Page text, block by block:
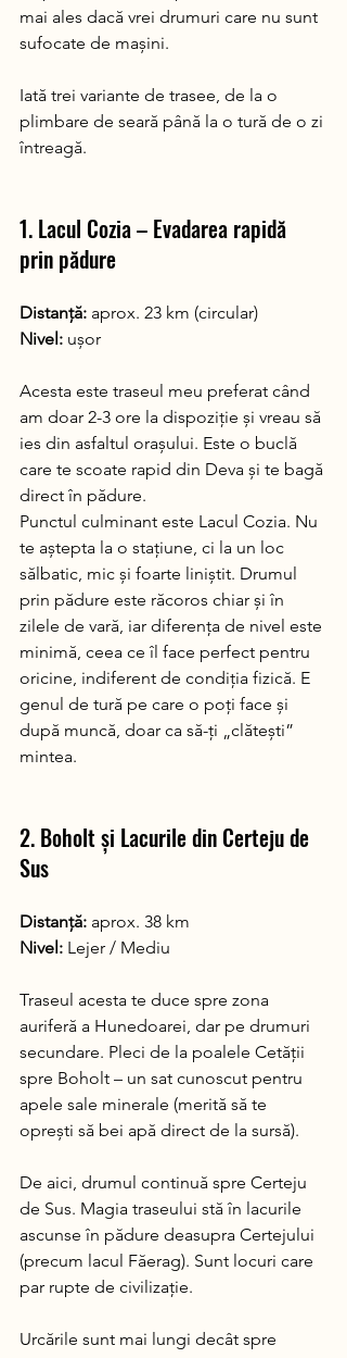
mai ales dacă vrei drumuri care nu sunt
sufocate de mașini.
Iată trei variante de trasee, de la o
plimbare de seară până la o tură de o zi
întreagă.
1. Lacul Cozia – Evadarea rapidă
prin pădure
Distanță: aprox. 23 km (circular)
Nivel: ușor
Acesta este traseul meu preferat când
am doar 2-3 ore la dispoziție și vreau să
ies din asfaltul orașului. Este o buclă
care te scoate rapid din Deva și te bagă
direct în pădure.
Punctul culminant este Lacul Cozia. Nu
te aștepta la o stațiune, ci la un loc
sălbatic, mic și foarte liniștit. Drumul
prin pădure este răcoros chiar și în
zilele de vară, iar diferența de nivel este
minimă, ceea ce îl face perfect pentru
oricine, indiferent de condiția fizică. E
genul de tură pe care o poți face și
după muncă, doar ca să-ți „clătești”
mintea.
2. Boholt și Lacurile din Certeju de
Sus
Distanță: aprox. 38 km
Nivel: Lejer / Mediu
Traseul acesta te duce spre zona
auriferă a Hunedoarei, dar pe drumuri
secundare. Pleci de la poalele Cetății
spre Boholt – un sat cunoscut pentru
apele sale minerale (merită să te
oprești să bei apă direct de la sursă).
De aici, drumul continuă spre Certeju
de Sus. Magia traseului stă în lacurile
ascunse în pădure deasupra Certejului
(precum lacul Făerag). Sunt locuri care
par rupte de civilizație.
Urcările sunt mai lungi decât spre